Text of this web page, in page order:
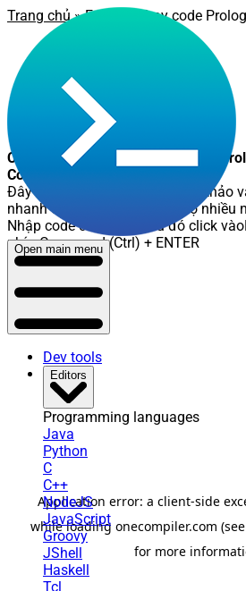
Open main menu
Dev tools
Editors
Programming languages
Java
Python
C
C++
NodeJS
JavaScript
Groovy
JShell
Haskell
Tcl
Trang chủ»Editor » Chạy code
Chạy code Prolog online - Online
Compiler
Đây là nơi các bạn có thể soạn thảo
nhanh chóng và tiện lợi, hỗ trợ nhiều
Nhập code cần chạy, sau đó click vào
phímCommand (Ctrl) + ENTER